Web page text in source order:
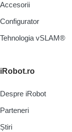
Accesorii
Configurator
Tehnologia vSLAM®
iRobot.ro
Despre iRobot
Parteneri
Știri